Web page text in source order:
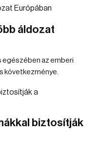
áldozat
egészében az emberi
következménye.
biztosítják